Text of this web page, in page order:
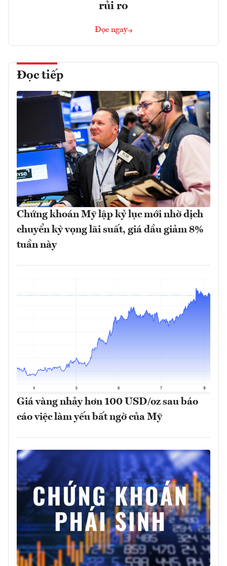
rủi ro
Đọc ngay
Đọc tiếp
Chứng khoán Mỹ lập kỷ lục mới nhờ dịch
chuyển kỳ vọng lãi suất, giá dầu giảm 8%
tuần này
Giá vàng nhảy hơn 100 USD/oz sau báo
cáo việc làm yếu bất ngờ của Mỹ